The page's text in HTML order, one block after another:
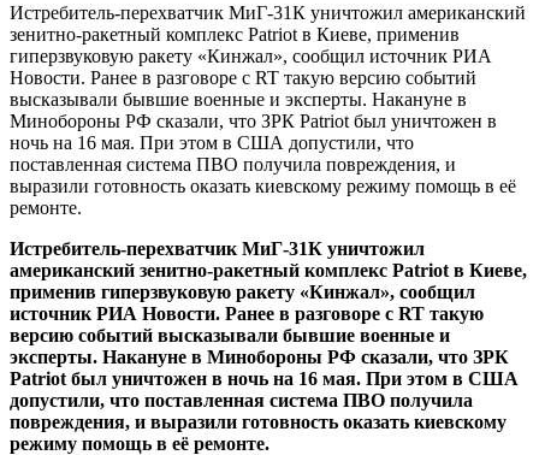
Истребитель-перехватчик МиГ-31К уничтожил американский
зенитно-ракетный комплекс Patriot в Киеве, применив
гиперзвуковую ракету «Кинжал», сообщил источник РИА
Новости. Ранее в разговоре с RT такую версию событий
высказывали бывшие военные и эксперты. Накануне в
Минобороны РФ сказали, что ЗРК Patriot был уничтожен в
ночь на 16 мая. При этом в США допустили, что
поставленная система ПВО получила повреждения, и
выразили готовность оказать киевскому режиму помощь в её
ремонте.
Истребитель-перехватчик МиГ-31К уничтожил
американский зенитно-ракетный комплекс Patriot в Киеве,
применив гиперзвуковую ракету «Кинжал», сообщил
источник РИА Новости. Ранее в разговоре с RT такую
версию событий высказывали бывшие военные и
эксперты. Накануне в Минобороны РФ сказали, что ЗРК
Patriot был уничтожен в ночь на 16 мая. При этом в США
допустили, что поставленная система ПВО получила
повреждения, и выразили готовность оказать киевскому
режиму помощь в её ремонте.